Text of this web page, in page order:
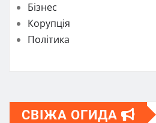
Бізнес
Корупція
Політика
СВІЖА ОГИДА